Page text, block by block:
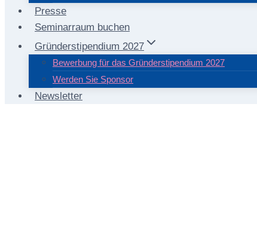
Presse
Seminarraum buchen
Gründerstipendium 2027
Bewerbung für das Gründerstipendium 2027
Werden Sie Sponsor
Newsletter